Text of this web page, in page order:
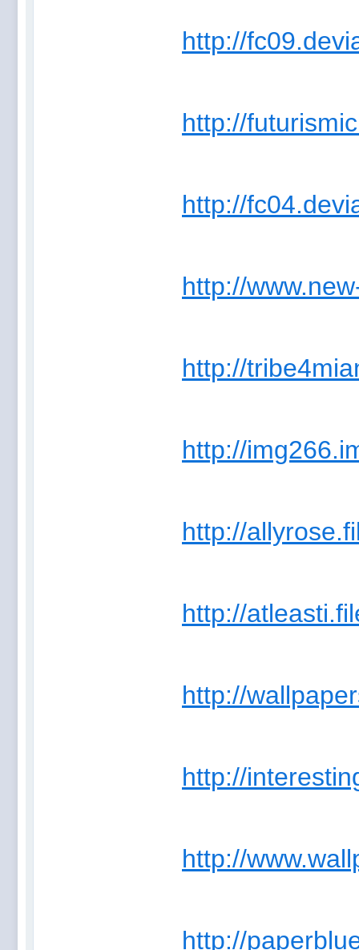
http://
http://
http://
http://
http://
http://
http://
http://
http://
http://
http://
http://